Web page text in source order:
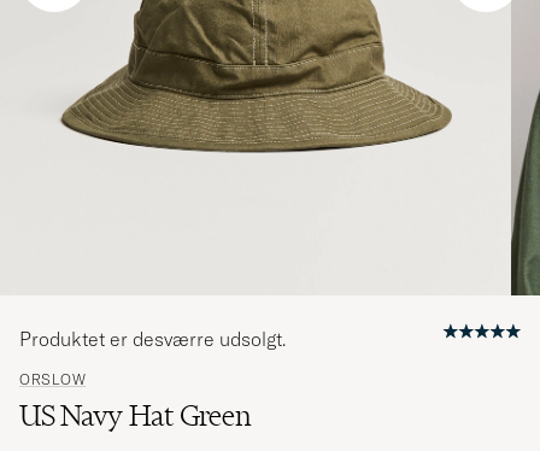
ORSLOW
US Navy Hat Green
Produktet er desværre udsolgt.